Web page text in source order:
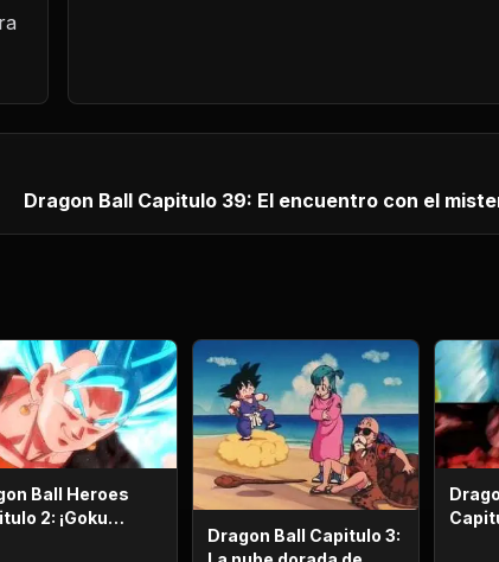
Dragon Ball Capitulo 39: El encuentro con el
Ball Heroes
2: ¡Goku
Dragon Ball Capitulo 3: